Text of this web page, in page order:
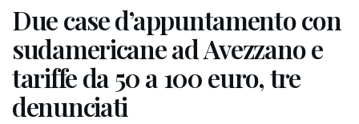
Due case d’appuntamento con
sudamericane ad Avezzano e
tariffe da 50 a 100 euro, tre
denunciati